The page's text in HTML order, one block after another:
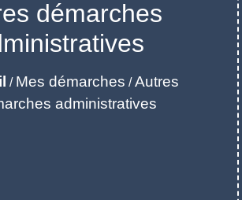
démarches
/ Mes démarches /Autres
administratives